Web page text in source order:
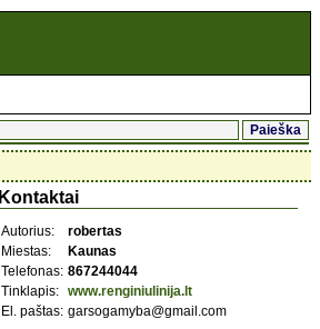
Kontaktai
Autorius:
robertas
Miestas:
Kaunas
Telefonas: 867244044
Tinklapis: www.renginiulinija.lt
El. paštas: garsogamyba@gmail.com